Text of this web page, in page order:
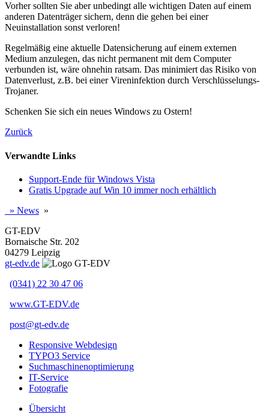
Vorher sollten Sie aber unbedingt alle wichtigen Daten auf einem
anderen Datenträger sichern, denn die gehen bei einer
Neuinstallation sonst verloren!
Regelmäßig eine aktuelle Datensicherung auf einem externen
Medium anzulegen, das nicht permanent mit dem Computer
verbunden ist, wäre ohnehin ratsam. Das minimiert das Risiko von
Datenverlust, z.B. bei einer Vireninfektion durch Verschlüsselungs-
Trojaner.
Schenken Sie sich ein neues Windows zu Ostern!
Zurück
Verwandte Links
Support-Ende für Windows Vista
Gratis Upgrade auf Win 10 immer noch erhältlich
» News »
GT-EDV
Bornaische Str. 202
04279 Leipzig
gt-edv.de
(0341) 22 30 47 06
www.GT-EDV.de
post@gt-edv.de
Responsive Webdesign
TYPO3 Service
Suchmaschinenoptimierung
IT-Service
Fotografie
Übersicht